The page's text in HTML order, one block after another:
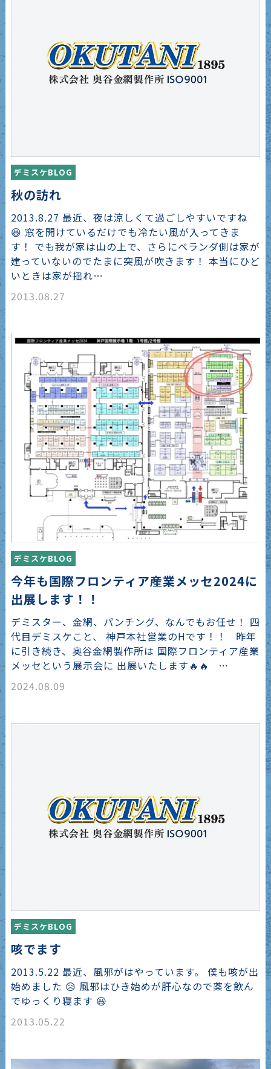
デミスケBLOG
秋の訪れ
2013.8.27 最近、夜は涼しくて過ごしやすいですね
😆 窓を開けているだけでも冷たい風が入ってきま
す！ でも我が家は山の上で、さらにベランダ側は家が
建っていないのでたまに突風が吹きます！ 本当にひど
いときは家が揺れ…
2013.08.27
デミスケBLOG
今年も国際フロンティア産業メッセ2024に
出展します！！
デミスター、金網、パンチング、なんでもお任せ！ 四
代目デミスケこと、 神戸本社営業のHです！！ 昨年
に引き続き、奥谷金網製作所は 国際フロンティア産業
メッセという展示会に 出展いたします🔥🔥 …
2024.08.09
デミスケBLOG
咳でます
2013.5.22 最近、風邪がはやっています。 僕も咳が出
始めました 😥 風邪はひき始めが肝心なので薬を飲ん
でゆっくり寝ます 😆
2013.05.22